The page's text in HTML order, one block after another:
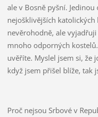
ale v Bosně pyšní.
nejošklivějších
nevěrohodně, ale
mnoho odporných
uvěříte. Myslel jsem si, že
když jsem přišel blíže, tak
Proč nejsou Srbové v